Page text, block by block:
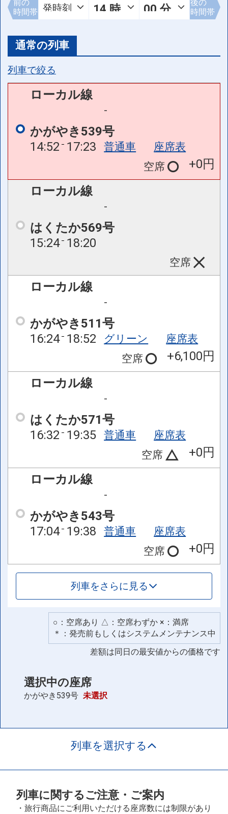
前の
時間帯
後の
時間帯
通常の列車
列車で絞る
ローカル線
-
かがやき539号
14:52 17:23 普通車
座席表
空席
+0円
ローカル線
-
はくたか569号
15:24 18:20
空席
ローカル線
-
かがやき511号
16:24 18:52 グリーン
座席表
空席
+6,100円
ローカル線
-
はくたか571号
16:32 19:35 普通車
座席表
空席
+0円
ローカル線
-
かがやき543号
17:04 19:38 普通車
座席表
空席
+0円
列車をさらに見る
○：空席あり △：空席わずか ×：満席
＊：発売前もしくはシステムメンテナンス中
差額は同日の最安値からの価格です
選択中の座席
かがやき539号 未選択
列車を選択する
列車に関するご注意・ご案内
・旅行商品にご利用いただける座席数には制限があり